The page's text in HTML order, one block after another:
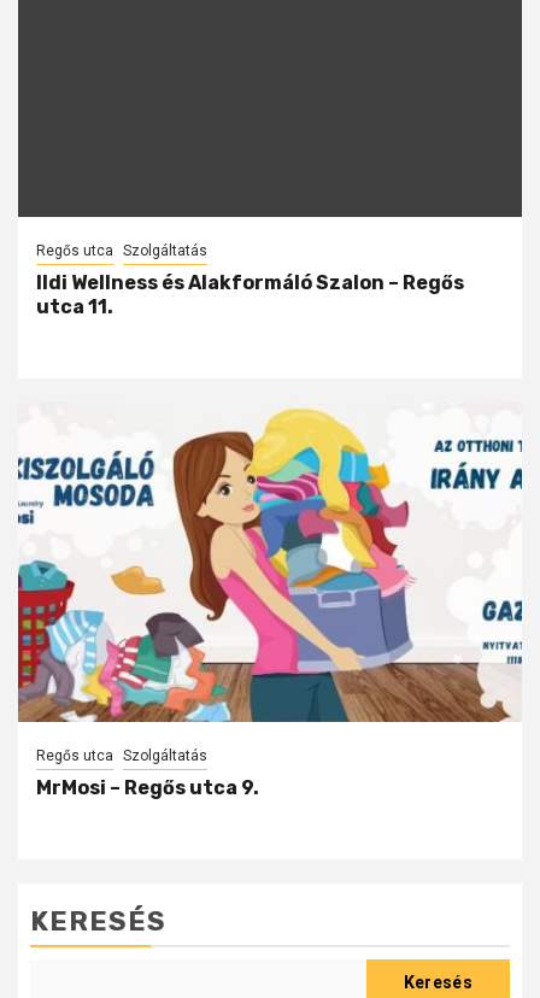
Regős utca Szolgáltatás
Ildi Wellness és Alakformáló Szalon – Regős
utca 11.
Regős utca Szolgáltatás
MrMosi – Regős utca 9.
KERESÉS
Keresés